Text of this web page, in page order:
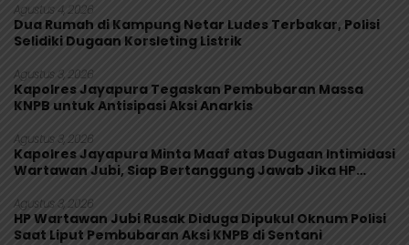
Agustus 4, 2026
Dua Rumah di Kampung Netar Ludes Terbakar, Polisi
Selidiki Dugaan Korsleting Listrik
Agustus 3, 2026
Kapolres Jayapura Tegaskan Pembubaran Massa
KNPB untuk Antisipasi Aksi Anarkis
Agustus 3, 2026
Kapolres Jayapura Minta Maaf atas Dugaan Intimidasi
Wartawan Jubi, Siap Bertanggung Jawab Jika HP
Agustus 3, 2026
HP Wartawan Jubi Rusak Diduga Dipukul Oknum Polisi
Saat Liput Pembubaran Aksi KNPB di Sentani